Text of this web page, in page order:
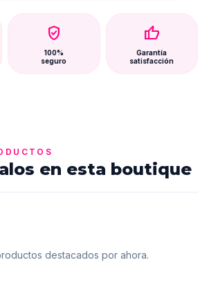
verified_user
100%
seguro
thumb_up
Garantía
satisfacción
en esta boutique
destacados por ahora.